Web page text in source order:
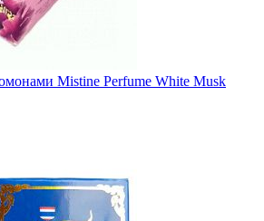
Mistine Perfume White Musk